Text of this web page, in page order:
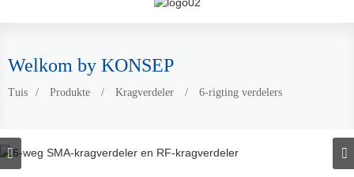
Welkom by KONSEP
Tuis Produkte Kragverdeler 6-rigting verdelers